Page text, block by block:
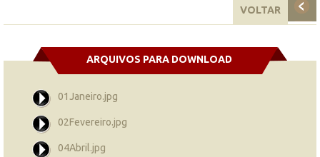
VOLTAR
ARQUIVOS PARA DOWNLOAD
01Janeiro.jpg
02Fevereiro.jpg
04Abril.jpg